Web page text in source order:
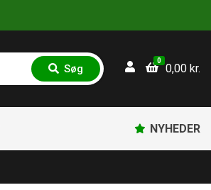
S
ø
Søg
0
0,00 kr.
NYHEDER